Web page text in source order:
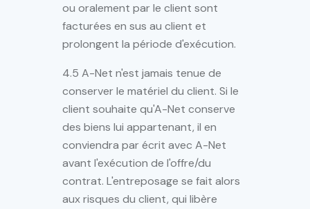
ou oralement par le client sont
facturées en sus au client et
prolongent la période d'exécution.
4.5 A-Net n'est jamais tenue de
conserver le matériel du client. Si le
client souhaite qu'A-Net conserve
des biens lui appartenant, il en
conviendra par écrit avec A-Net
avant l'exécution de l'offre/du
contrat. L'entreposage se fait alors
aux risques du client, qui libère